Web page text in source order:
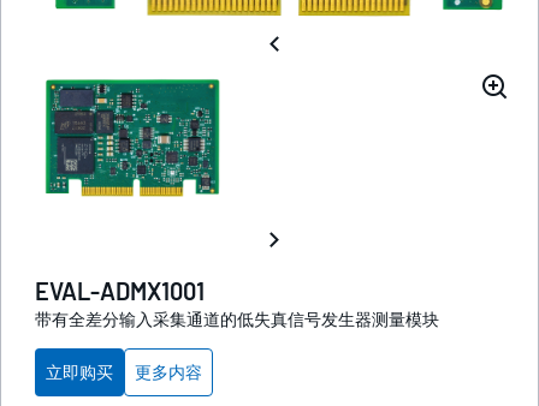
EVAL-ADMX1001
带有全差分输入采集通道的低失真信号发生器测量模块
立即购买 更多内容